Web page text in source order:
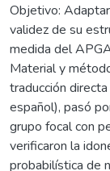
Objetivo:
validez de su
medida del
Material y
traducción
español), pasó
grupo focal con
verificaron la
probabilística de